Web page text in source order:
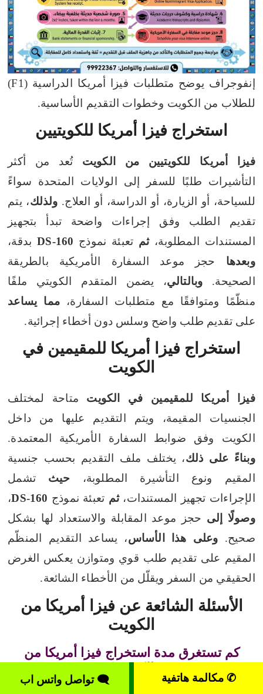
إنفوجراف يوضح متطلبات فيزا أمريكا الدراسية (F1)
للطلاب من الكويت وخطوات التقديم الأساسية.
استخراج فيزا أمريكا للكويتيين
فيزا أمريكا للكويتيين من الكويت تُعد من أكثر
التأشيرات طلبًا للسفر إلى الولايات المتحدة سواءً
للسياحة، أو الزيارة، أو الدراسة، أو العلاج. ولذلك، يتم
تقديم الطلب وفق إجراءات واضحة تبدأ بتجهيز
المستندات المطلوبة،ثم تعبئة نموذج DS-160بدقة،
وبعدها حجز موعد السفارة الأمريكية بالطريقة
الصحيحة. وبالتالي، يضمن المتقدم الكويتي ملفًا
منظّمًا ومتوافقًا مع متطلبات السفارة، مما يساعد
على تقديم طلب واضح وسلس دون أخطاء إجرائية.
استخراج فيزا أمريكا للمقيمين في
الكويت
فيزا أمريكا للمقيمين في الكويت متاحة لمختلف
الجنسيات المقيمة، ويتم التقديم عليها من داخل
الكويت وفق ضوابط السفارة الأمريكية المعتمدة.
وبناءً على ذلك، يختلف ملف التقديم بحسب جنسية
المقيم ونوع التأشيرة المطلوبة، حيث تشمل
الإجراءات تجهيز المستندات،ثم تعبئة نموذج DS-160،
وصولًا إلى حجز موعد المقابلة والاستعداد لها بشكل
صحيح. وعلى هذا الأساس، يساعد التقديم المنظّم
المقيم على تقديم طلب قوي ومتوازن يعكس الغرض
الحقيقي من السفر ويقلّل من الأخطاء الشائعة.
الأسئلة الشائعة عن فيزا أمريكا من
الكويت
كم تستغرق مدة استخراج فيزا أمريكا من
✆ مكالمة هاتفية 🗨 تواصل واتس اب